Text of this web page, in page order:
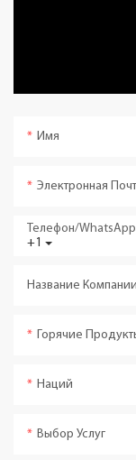
Имя
Электронная
+1
Телефон/WhatsApp
Название Компании
Горячие
Наций
Выбор Услуг